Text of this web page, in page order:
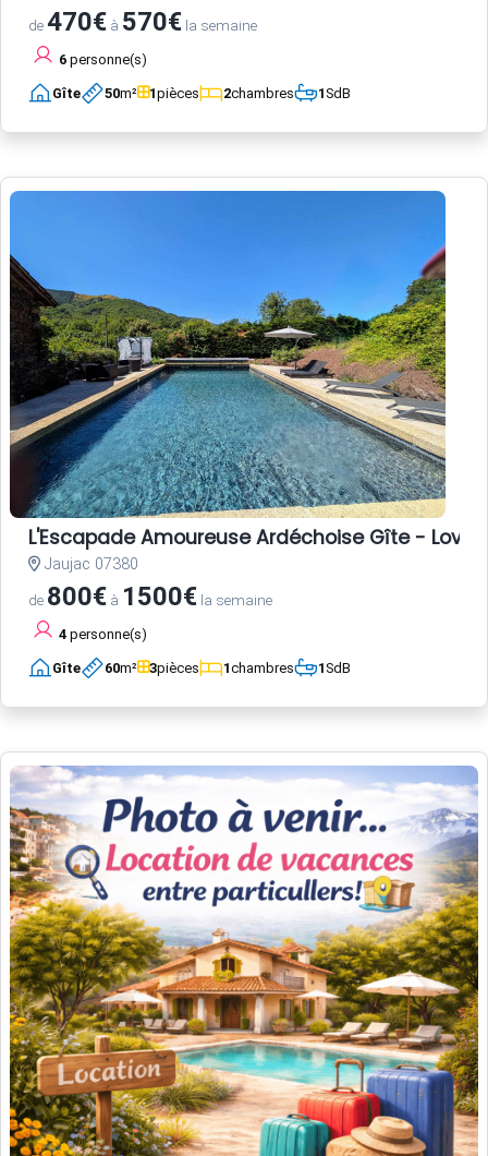
de470€ à 570€ la semaine
6 personne(s)
Gîte 50m² 1pièces 2chambres 1SdB
L'Escapade Amoureuse Ardéchoise Gîte -
Jaujac 07380
de 800€ à 1500€ la semaine
4 personne(s)
Gîte 60m² 3pièces 1chambres 1SdB